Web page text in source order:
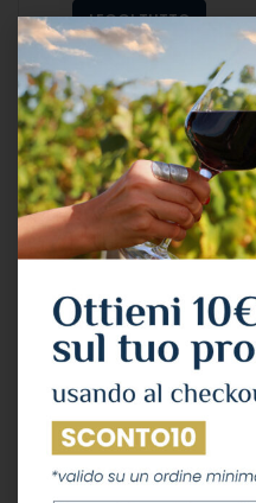
LEGGI TUTTO
ESAURITO
D’araprÌ Rose’ Lt.1,5 13°
Astucciato – Magnum –
SPUMANTE ,ROSÉ,Vini
rosati scelti da Imbev.it,
Grandi Formati
D'Araprì
45,16€ IVA Inclusa